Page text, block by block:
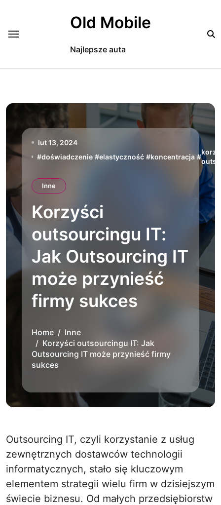
Old Mobile
Najlepsze auta
lut 13, 2024
#doświadczenie #elastyczność #koncentracja #
Inne
Korzyści
outsourcingu IT:
Jak Outsourcing IT
może przynieść
firmy sukces
Home
Inne
Korzyści outsourcingu IT: Jak
Outsourcing IT może przynieść firmy
sukces
Outsourcing IT, czyli korzystanie z usług
zewnętrznych dostawców technologii
informatycznych, stało się kluczowym
elementem strategii wielu firm w dzisiejszym
świecie biznesu. Od małych przedsiębiorstw